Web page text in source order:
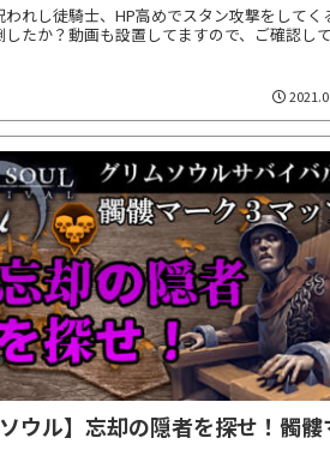
れし徒騎士、HP高めでスタン攻撃をしてく
したか？動画も設置してますので、ご確認し
ソウル】忘却の隠者を探せ！髑髏